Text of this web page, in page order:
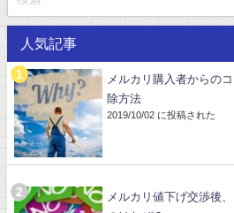
人気記事
メルカリ購入者からの
除方法
2019/10/02 に投稿された
メルカリ値下げ交渉後